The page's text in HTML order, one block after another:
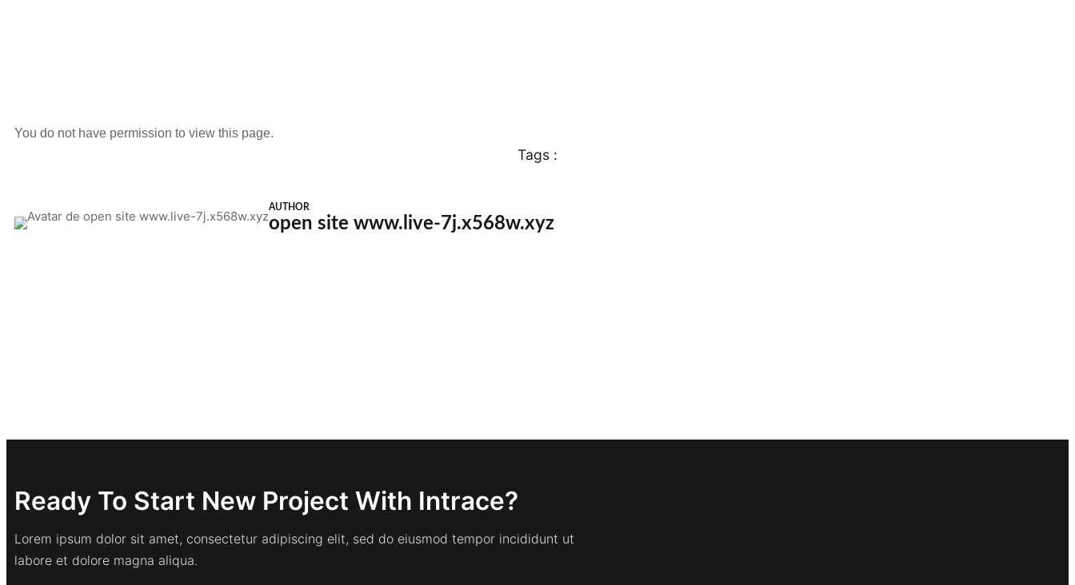
You do not have permission to view this page.
Tags :
AUTHOR
open site www.live-7j.x568w.xyz
Ready To Start New Project With Intrace?
Lorem ipsum dolor sit amet, consectetur adipiscing elit, sed do eiusmod tempor incididunt ut
labore et dolore magna aliqua.